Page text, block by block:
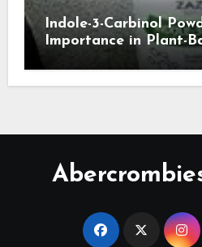
Indole-3-Carbinol
Importance in Plant-